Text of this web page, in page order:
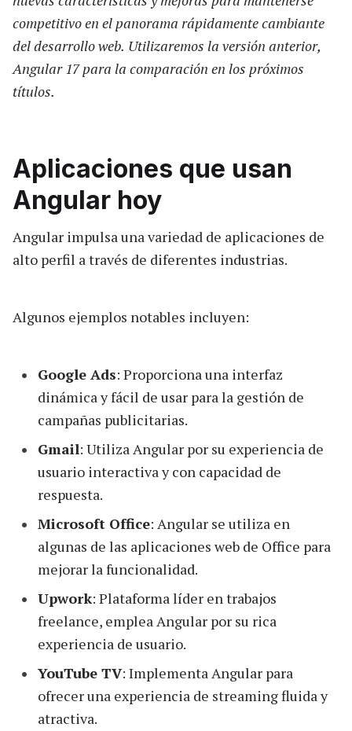
competitivo en el panorama rápidamente cambiante
del desarrollo web. Utilizaremos la versión anterior,
Angular 17 para la comparación en los próximos
títulos.
Aplicaciones que usan
Angular hoy
Angular impulsa una variedad de aplicaciones de
alto perfil a través de diferentes industrias.
Algunos ejemplos notables incluyen:
Google Ads: Proporciona una interfaz
dinámica y fácil de usar para la gestión de
campañas publicitarias.
Gmail: Utiliza Angular por su experiencia de
usuario interactiva y con capacidad de
respuesta.
Microsoft Office: Angular se utiliza en
algunas de las aplicaciones web de Office para
mejorar la funcionalidad.
Upwork: Plataforma líder en trabajos
freelance, emplea Angular por su rica
experiencia de usuario.
YouTube TV: Implementa Angular para
ofrecer una experiencia de streaming fluida y
atractiva.